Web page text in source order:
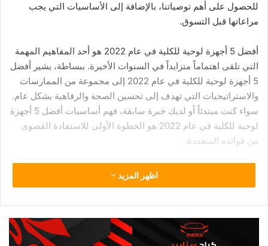
للحصول على أهم توصياتنا، بالإضافة إلى الأساسيات التي يجب
مراعاتها قبل التسوق.
أفضل 5 أجهزة لوحية للكلية في عام 2022 هو أحد المفاهيم المهمة
التي تلقى اهتماماً متزايداً في السنوات الأخيرة. ببساطة، يشير أفضل
5 أجهزة لوحية للكلية في عام 2022 إلى مجموعة من الممارسات
والاستراتيجيات التي تهدف إلى تحسين الصحة والرفاهية بشكل عام.
سواء كنت مبتدئاً أو لديك خبرة سابقة، فهم أساسيات أفضل 5 أجهزة
لوحية للكلية في عام 2022 هو الخطوة الأولى للاستفادة القصوى
من فوائده المتعددة.
أجهزة لوحية
تشترك أفضل 5أجهزة لوحية في الكثير: شاشة عالية الدقة، وبرامج
رائعة، وعمر بطارية طويل، ومساحة للتخصيص. فيما يلي بعض
اظهر المزيد